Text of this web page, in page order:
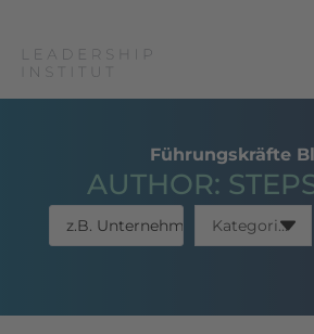
Führungskräfte
AUTHOR: